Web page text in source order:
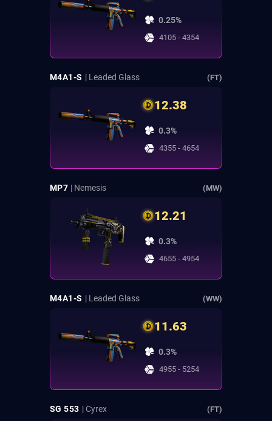
0.25%
4105 - 4354
M4A1-S | Leaded Glass (FT)
12.38
0.3%
4355 - 4654
MP7 | Nemesis (MW)
12.21
0.3%
4655 - 4954
M4A1-S | Leaded Glass (WW)
11.63
0.3%
4955 - 5254
SG 553 | Cyrex (FT)